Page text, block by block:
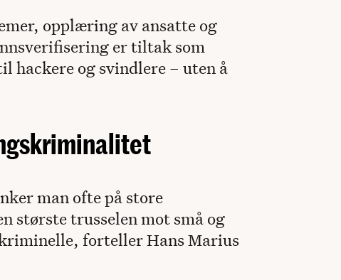
opplæring av ansatte og
er tiltak som
hackere og svindlere­ – uten å
man ofte på store
største trusselen mot små og
forteller Hans Marius